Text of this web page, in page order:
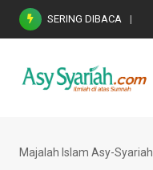
Skip
SERING DIBACA
Majalah Islam Asy-Syariah